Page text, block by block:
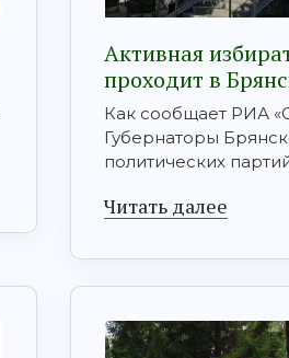
Активная
проходит в
Как сообщает РИА
Губернаторы
политических
Читать далее